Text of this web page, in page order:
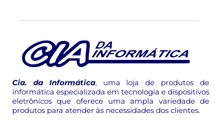
Cia. da Informática, uma loja de produtos de
informática especializada em tecnologia e dispositivos
eletrônicos que oferece uma ampla variedade de
produtos para atender às necessidades dos clientes.